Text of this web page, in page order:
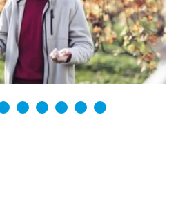
3 4 5 6 7 8